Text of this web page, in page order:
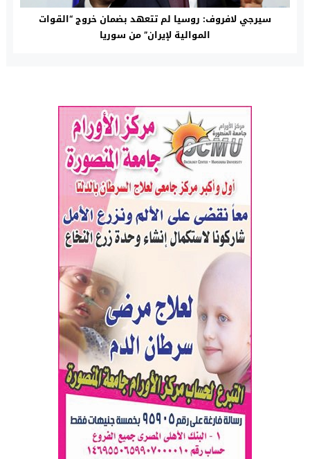
سيرجي لافروف: روسيا لم تتعهد بضمان خروج “القوات
الموالية لإيران” من سوريا